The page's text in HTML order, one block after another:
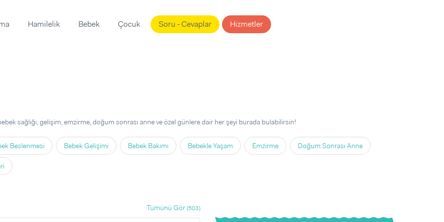
Hamilelik Bebek Çocuk Soru - Cevaplar Hizmetler
sağlığı, gelişim, emzirme, doğum sonrası anne ve özel günlere dair her şeyi burada bulabilirsin!
Beslenmesi Bebek Gelişimi Bebek Bakımı Bebekle Yaşam Emzirme Doğum Sonrası Anne
Tümünü Gör(503)